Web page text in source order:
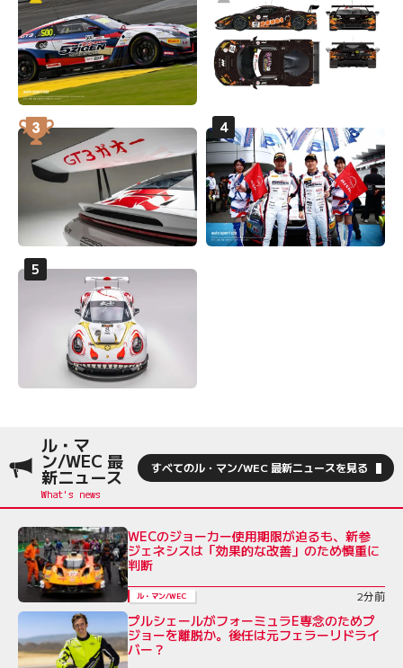
ル・マ
ン/WEC 最
新ニュース すべてのル・マン/WEC 最新ニュースを見る
WECのジョーカー使用期限が迫るも、新参
ジェネシスは「効果的な改善」のため慎重に
判断
ル・マン/WEC 2分前
プルシェールがフォーミュラE専念のためプ
ジョーを離脱か。後任は元フェラーリドライ
バー？